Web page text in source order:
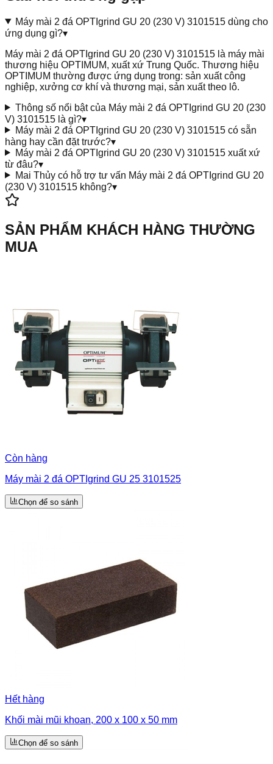
Máy mài 2 đá OPTIgrind GU 20 (230 V) 3101515 dùng cho
ứng dụng gì?▾
Máy mài 2 đá OPTIgrind GU 20 (230 V) 3101515 là máy mài
thương hiệu OPTIMUM, xuất xứ Trung Quốc. Thương hiệu
OPTIMUM thường được ứng dụng trong: sản xuất công
nghiệp, xưởng cơ khí và thương mại, sản xuất theo lô.
Thông số nổi bật của Máy mài 2 đá OPTIgrind GU 20 (230
V) 3101515 là gì?▾
Máy mài 2 đá OPTIgrind GU 20 (230 V) 3101515 có sẵn
hàng hay cần đặt trước?▾
Máy mài 2 đá OPTIgrind GU 20 (230 V) 3101515 xuất xứ
từ đâu?▾
Mai Thủy có hỗ trợ tư vấn Máy mài 2 đá OPTIgrind GU 20
(230 V) 3101515 không?▾
SẢN PHẨM KHÁCH HÀNG THƯỜNG
MUA
Còn hàng
Máy mài 2 đá OPTIgrind GU 25 3101525
Chọn để so sánh
Hết hàng
Khối mài mũi khoan, 200 x 100 x 50 mm
Chọn để so sánh